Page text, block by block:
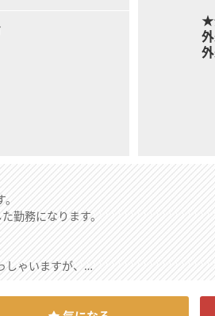
★
。
勤務になります。
しゃいますが、
されております。